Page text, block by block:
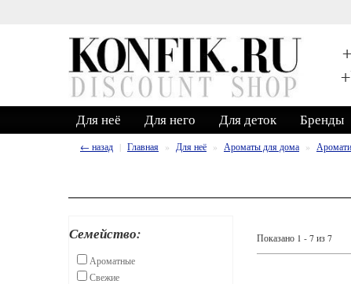
Для неё Для него Для деток Бренды
← назад Главная Для неё Ароматы для дома
Семейство:
Ароматные
Свежие
Показано 1 - 7 из 7